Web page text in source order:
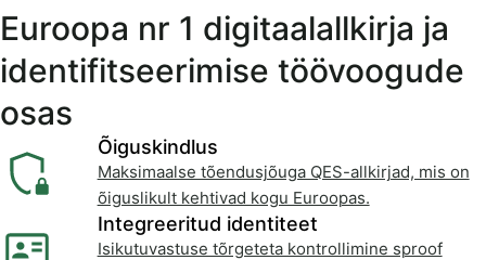
Euroopa nr 1 digitaalallkirja ja
identifitseerimise töövoogude
osas
Õiguskindlus
Maksimaalse tõendusjõuga QES-allkirjad, mis on
õiguslikult kehtivad kogu Euroopas.
Integreeritud identiteet
Isikutuvastuse tõrgeteta kontrollimine sproof